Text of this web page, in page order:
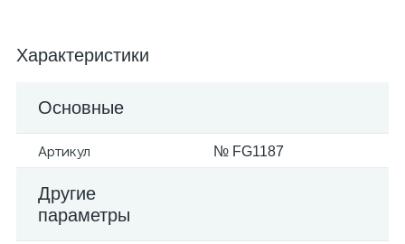
Характеристики
Основные
Артикул № FG1187
Другие
параметры